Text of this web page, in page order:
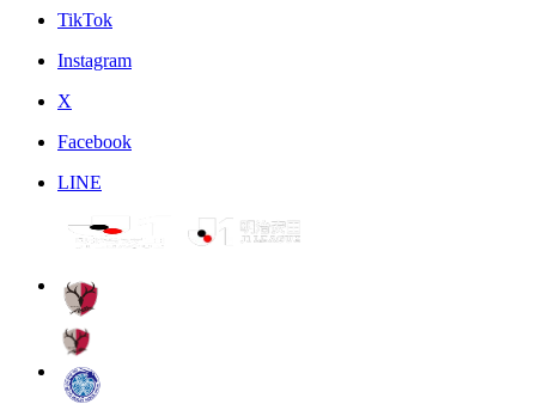
TikTok
Instagram
X
Facebook
LINE